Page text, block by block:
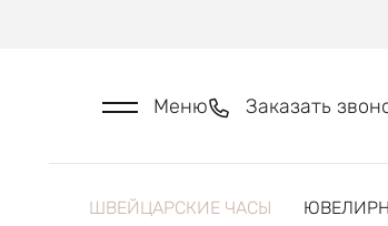
Меню Заказать
ШВЕЙЦАРСКИЕ ЧАСЫ